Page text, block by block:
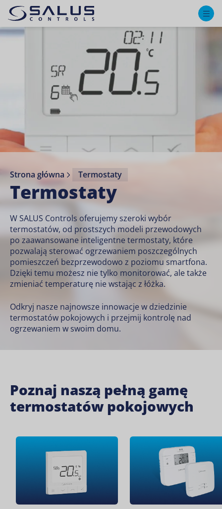
Strona główna Termostaty
Termostaty
W SALUS Controls oferujemy szeroki wybór
termostatów, od prostszych modeli przewodowych
po zaawansowane inteligentne termostaty, które
pozwalają sterować ogrzewaniem poszczególnych
pomieszczeń bezprzewodowo z poziomu smartfona.
Dzięki temu możesz nie tylko monitorować, ale także
zmieniać temperaturę nie wstając z łóżka.
Odkryj nasze najnowsze innowacje w dziedzinie
termostatów pokojowych i przejmij kontrolę nad
ogrzewaniem w swoim domu.
Poznaj naszą pełną gamę
termostatów pokojowych